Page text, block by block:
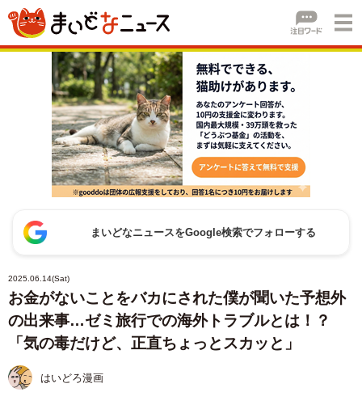
まいどなニュースをGoogle検索でフォローする
2025.06.14(Sat)
お金がないことをバカにされた僕が聞いた予想外
の出来事…ゼミ旅行での海外トラブルとは！？
「気の毒だけど、正直ちょっとスカッと」
はいどろ漫画